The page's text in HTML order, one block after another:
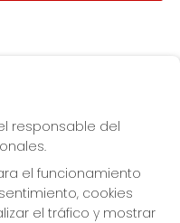
el responsable del
el funcionamiento
cookies
el tráfico y mostrar